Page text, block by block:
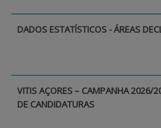
DADOS ESTATÍSTICOS - ÁREAS
VITIS AÇORES – CAMPANHA 2026/
DE CANDIDATURAS